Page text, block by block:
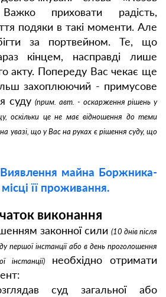
Важко приховати радість,
подяки в такі моменти. Але
за портвейном. Те, що
кінцем, насправді лише
акту. Попереду Вас чекає ще
захоплюючий - примусове
суду(прим. авт. - оскарження рішень у
оскільки це не має відношення до теми
увазі, що у Вас на руках єрішення суду, що
Виявлення майна Боржника-
її проживання.
виконання
законної сили (10 днів після
першої інстанції або в день проголошення
інстанції)необхідно отримати
суд загальної або